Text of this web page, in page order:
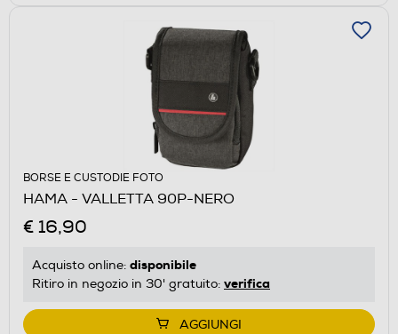
BORSE E CUSTODIE FOTO
HAMA - VALLETTA 90P-NERO
€ 16,90
Acquisto online: disponibile
Ritiro in negozio in 30' gratuito: verifica
AGGIUNGI